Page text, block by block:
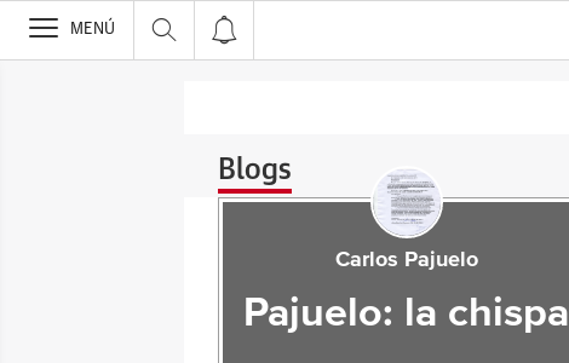
>
MENÚ
Blogs
Carlos Pajuelo
Pajuelo: la chispa